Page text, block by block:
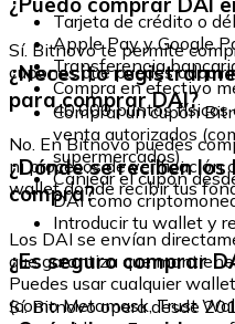
Tarjeta de crédito o
Apple Pay y Google
Transferencia
Compra en efectivo
40.000 puntos físicos
Sí. Bitnovo te permite
cupones que puedes
Comprar un cupón
venta autorizados
supermercados).
Canjear el cupón
DAI como
Introducir tu wallet y
¿Necesito
para comprar DAI?
No. En Bitnovo puedes
ni procesos de verificación
wallet donde recibir tus
¿Dónde se reciben
compra?
Los DAI se envían
que garantiza que
Puedes usar cualquier
(como Metamask, Trust
¿Es seguro comprar
Sí. Bitnovo opera desde